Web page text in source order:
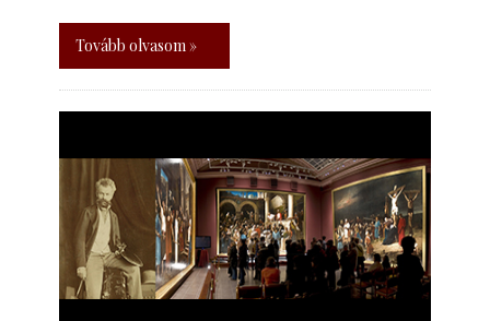
Tovább olvasom »